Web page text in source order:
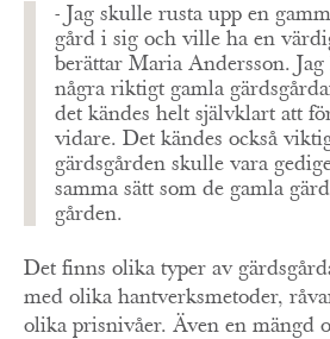
- Jag skulle rusta upp en
gård i sig och ville ha en
berättar Maria Andersson.
några riktigt gamla
det kändes helt självklart att
vidare. Det kändes också
gärdsgården skulle vara
samma sätt som de gamla
gården.
Det finns olika typer av
med olika hantverksmetoder,
olika prisnivåer. Även en mängd